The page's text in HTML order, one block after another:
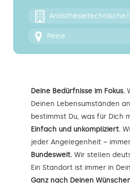
Kontakt
Peine
Deine Bedürfnisse im Fokus.
Deinen Lebensumständen
bestimmst Du, was für Dich
Einfach und unkompliziert.
jeder Angelegenheit –
Bundesweit. Wir stellen
Ein Standort ist immer in
Ganz nach Deinen